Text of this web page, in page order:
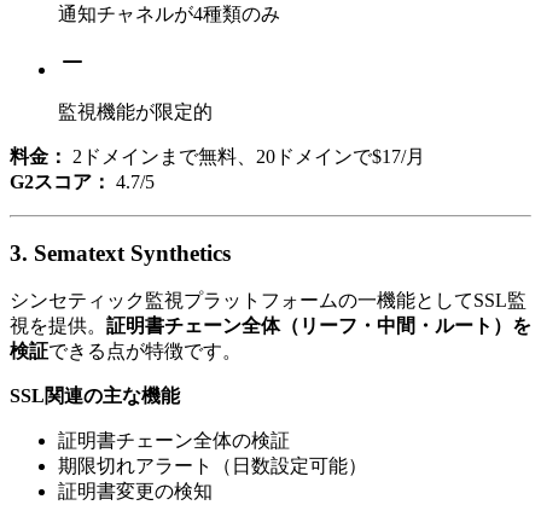
通知チャネルが4種類のみ
監視機能が限定的
料金：
2ドメインまで無料、20ドメインで$17/月
G2スコア： 4.7/5
3. Sematext Synthetics
シンセティック監視プラットフォームの一機能としてSSL監
視を提供。 証明書チェーン全体（リーフ・中間・ルート）を
検証できる点が特徴です。
SSL関連の主な機能
証明書チェーン全体の検証
期限切れアラート（日数設定可能）
証明書変更の検知